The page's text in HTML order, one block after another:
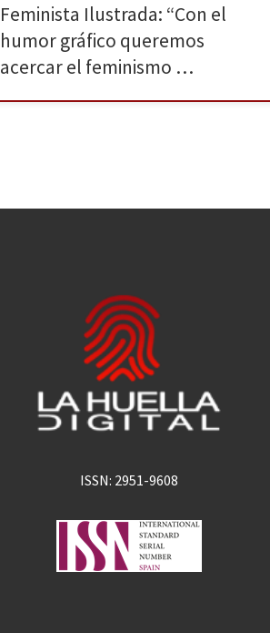
Feminista Ilustrada: “Con el
humor gráfico queremos
acercar el feminismo …
ISSN: 2951-9608